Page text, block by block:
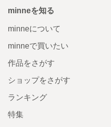
minneを知る
minneについて
minneで買いたい
作品をさがす
ショップをさがす
ランキング
特集